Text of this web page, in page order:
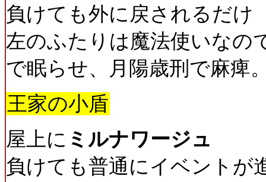
負けても外に戻されるだけ
左のふたりは魔法使いなの
で眠らせ、月陽歳刑で麻痺
王家の小盾
屋上に ミルナワージュ
負けても普通にイベントが